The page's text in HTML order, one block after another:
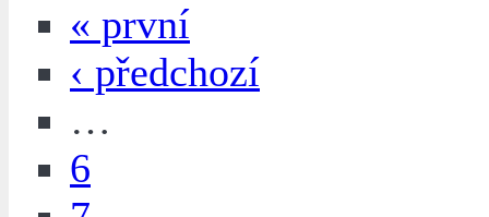
« první
‹ předchozí
…
6